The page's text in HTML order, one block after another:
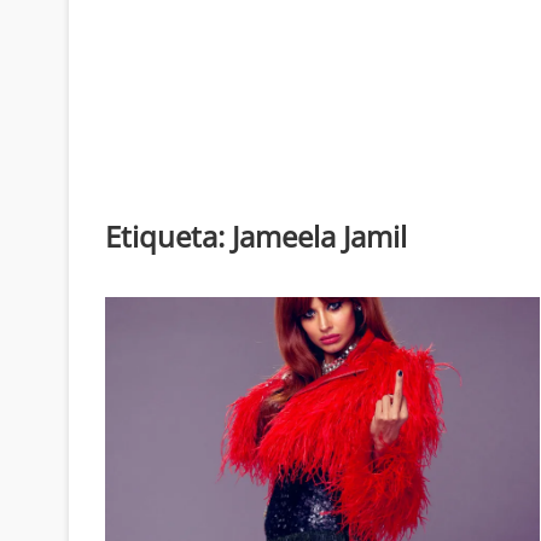
Etiqueta: Jameela Jamil